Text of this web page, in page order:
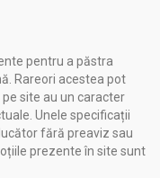
incluse în
nu fie potrivit pentru
Dozele
asupra sănătății.
sau care
pentru a păstra
Rareori acestea pot
site au un caracter
Unele specificații
fără preaviz sau
prezente în site sunt